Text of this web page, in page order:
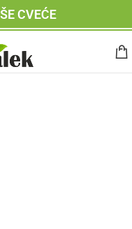
CVEĆE